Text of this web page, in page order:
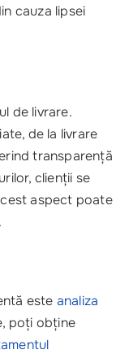
cauza lipsei
de livrare.
de la livrare
transparență
clienții se
aspect poate
.
este analiza
poți obține